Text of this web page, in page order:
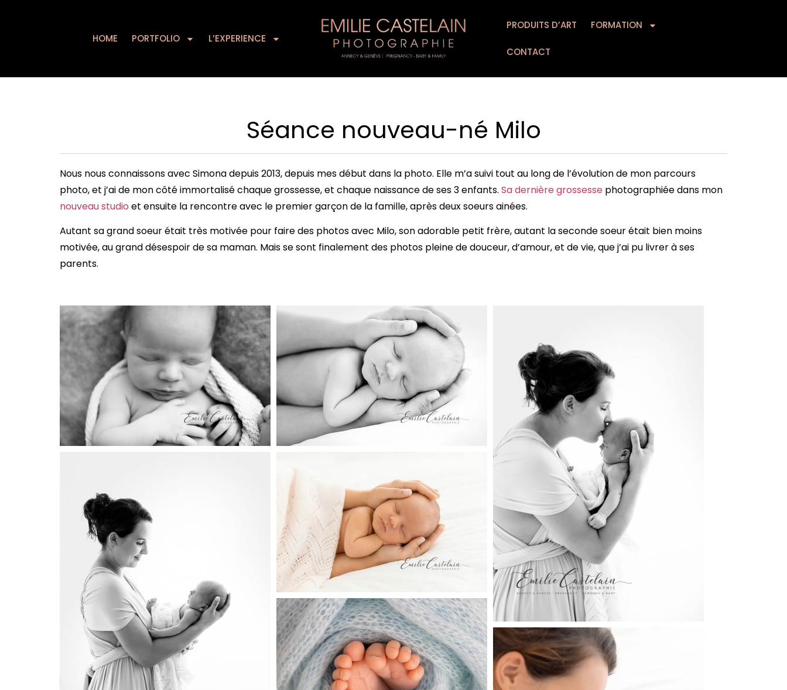
HOME PORTFOLIO L’EXPERIENCE
PRODUITS D’ART FORMATION
CONTACT
L’EXPERIENCE SUPPORTS D’ART FORMATION CONTACT
Séance nouveau-né Milo
Nous nous connaissons avec Simona depuis 2013, depuis mes début dans la photo. Elle m’a suivi tout au long de l’évolution de mon parcours
photo, et j’ai de mon côté immortalisé chaque grossesse, et chaque naissance de ses 3 enfants. Sa dernière grossesse photographiée dans mon
nouveau studio et ensuite la rencontre avec le premier garçon de la famille, après deux soeurs ainées.
Autant sa grand soeur était très motivée pour faire des photos avec Milo, son adorable petit frère, autant la seconde soeur était bien moins
motivée, au grand désespoir de sa maman. Mais se sont finalement des photos pleine de douceur, d’amour, et de vie, que j’ai pu livrer à ses
parents.